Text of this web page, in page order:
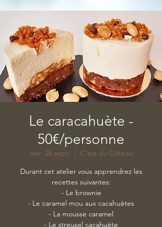
Le caracahuète -
50€/personne
mar. 26 sept.
  |
C'est du Gâteau
Durant cet atelier vous apprendrez les
recettes suivantes:
- Le brownie
- Le caramel mou aux cacahuètes
- La mousse caramel
- Le streusel cacahuète